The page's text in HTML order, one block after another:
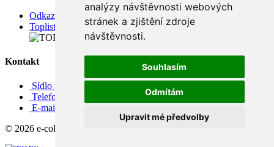
analýzy návštěvnosti webových
stránek a zjištění zdroje
návštěvnosti.
Souhlasím
Odmítám
Upravit mé předvolby
Odkazy
Toplist
Kontakt
Sídlo firmy: Boženy Němcové 739/1, Svitavy 568 02, CZ
Telefon: +420 608 449 590
E-mail: info@e-color.cz
© 2026 e-color.cz